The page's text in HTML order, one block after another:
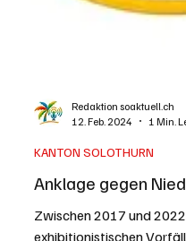
aussergewöhnlichen